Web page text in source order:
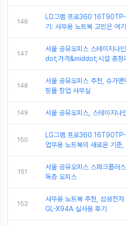
146
LG그램 프로360
기: 사무용 노트북 고민은 여
147
서울 공유오피스 스테이지나
dot;가격&middot;시설 총정
148
서울 공유오피스 추천, 슈가
핑몰 창업 사무실
149 서울 공유오피스, 스테이지나
150
LG그램 프로360
업무용 노트북의 새로운 기준
151
서울 공유오피스 스파크플러
독층 오피스
152
사무용 노트북 추천, 삼성전
GL-X94A 실사용 후기